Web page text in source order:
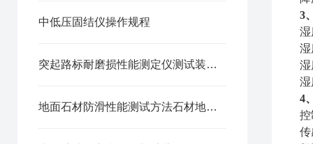
中低压固结仪操作规程
突起路标耐磨损性能测定仪测试装置构成与试验步骤
地面石材防滑性能测试方法石材地面防滑性能测定仪
3
湿
湿
湿
湿
4
控
传